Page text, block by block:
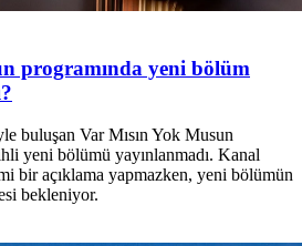
programında yeni bölüm
buluşan Var Mısın Yok Musun
yeni bölümü yayınlanmadı. Kanal
bir açıklama yapmazken, yeni bölümün
bekleniyor.